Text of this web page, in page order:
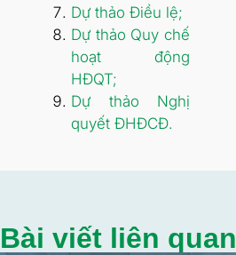
Dự thảo Điều lệ;
Dự thảo Quy chế
hoạt động
HĐQT;
Dự thảo Nghị
quyết ĐHĐCĐ.
Bài viết liên quan